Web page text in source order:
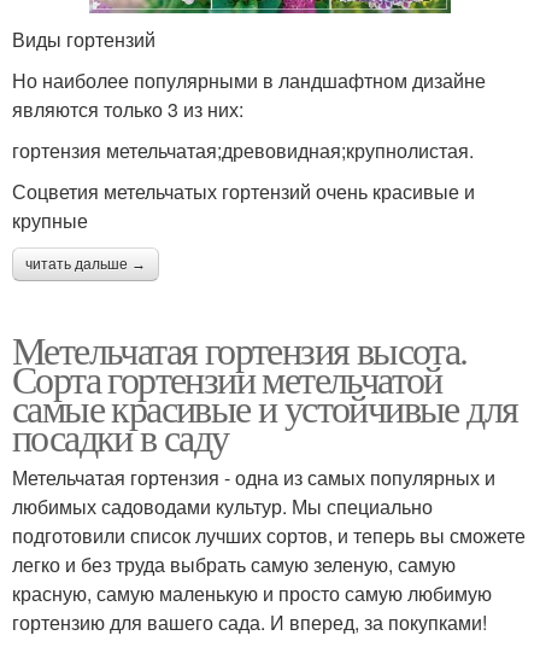
Виды гортензий
Но наиболее популярными в ландшафтном дизайне
являются только 3 из них:
гортензия метельчатая;древовидная;крупнолистая.
Соцветия метельчатых гортензий очень красивые и
крупные
читать дальше →
Метельчатая гортензия высота.
Сорта гортензии метельчатой
самые красивые и устойчивые для
посадки в саду
Метельчатая гортензия - одна из самых популярных и
любимых садоводами культур. Мы специально
подготовили список лучших сортов, и теперь вы сможете
легко и без труда выбрать самую зеленую, самую
красную, самую маленькую и просто самую любимую
гортензию для вашего сада. И вперед, за покупками!